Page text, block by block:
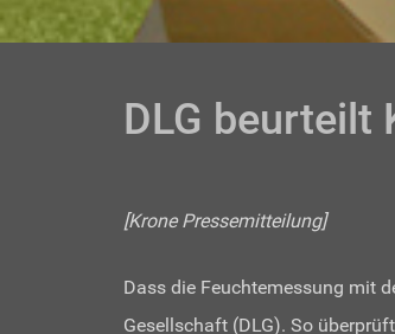
DLG beurteilt
[Krone Pressemitteilung]
Dass die Feuchtemessung mit
Gesellschaft (DLG). So